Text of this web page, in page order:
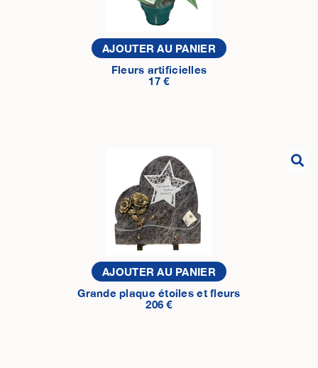
AJOUTER AU PANIER
Fleurs artificielles
17 €
AJOUTER AU PANIER
Grande plaque étoiles et fleurs
206 €